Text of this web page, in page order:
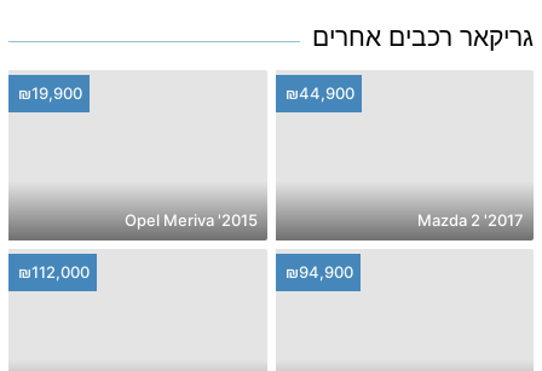
גריקאר רכבים אחרים
₪44,900
2017' Mazda 2
₪19,900
2015' Opel Meriva
₪94,900
₪112,000